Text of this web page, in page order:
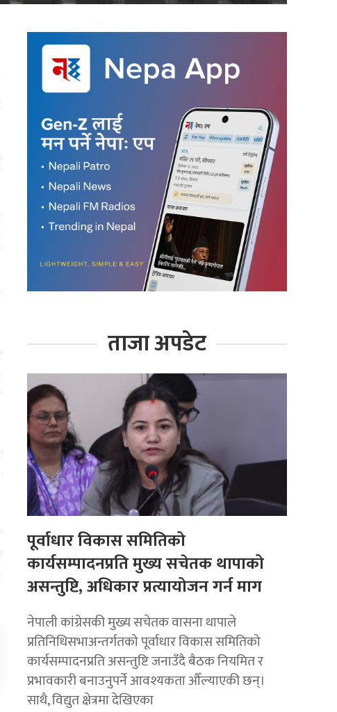
ताजा अपडेट
पूर्वाधार विकास समितिको
कार्यसम्पादनप्रति मुख्य सचेतक थापाको
असन्तुष्टि, अधिकार प्रत्यायोजन गर्न माग
नेपाली कांग्रेसकी मुख्य सचेतक वासना थापाले
प्रतिनिधिसभाअन्तर्गतको पूर्वाधार विकास समितिको
कार्यसम्पादनप्रति असन्तुष्टि जनाउँदै बैठक नियमित र
प्रभावकारी बनाउनुपर्ने आवश्यकता औँल्याएकी छन्।
साथै, विद्युत क्षेत्रमा देखिएका